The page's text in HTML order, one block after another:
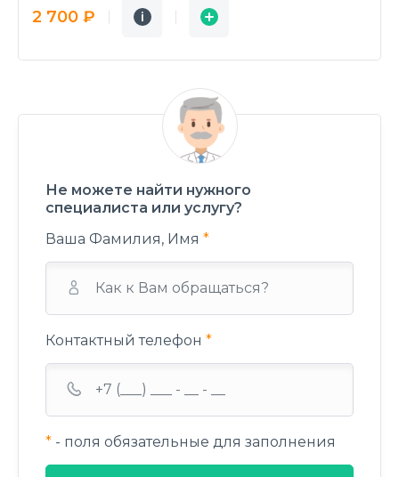
2 700 ₽ i
Подробнее
i
Заявка
Не можете найти нужного
специалиста или услугу?
Ваша Фамилия, Имя *
Контактный телефон *
* - поля обязательные для заполнения